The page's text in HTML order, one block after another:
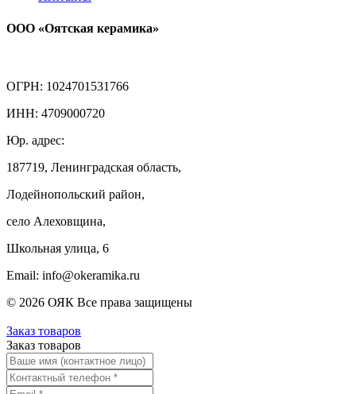
ООО «Оятская керамика»
ОГРН: 1024701531766
ИНН: 4709000720
Юр. адрес:
187719, Ленинградская область,
Лодейнопольский район,
село Алеховщина,
Школьная улица, 6
Email: info@okeramika.ru
© 2026 ОЯК Все права защищены
Заказ товаров
Заказ товаров